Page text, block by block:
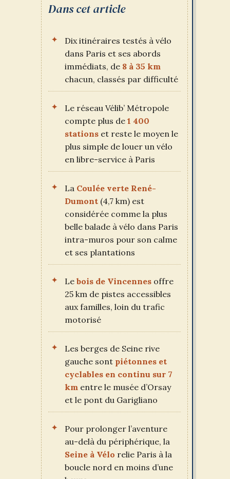
Dans cet article
Dix itinéraires testés à vélo
dans Paris et ses abords
immédiats, de 8 à 35 km
chacun, classés par difficulté
Le réseau Vélib’ Métropole
compte plus de 1 400
stations et reste le moyen le
plus simple de louer un vélo
en libre-service à Paris
La Coulée verte René-
Dumont (4,7 km) est
considérée comme la plus
belle balade à vélo dans Paris
intra-muros pour son calme
et ses plantations
Le bois de Vincennes offre
25 km de pistes accessibles
aux familles, loin du trafic
motorisé
Les berges de Seine rive
gauche sont piétonnes et
cyclables en continu sur 7
km entre le musée d’Orsay
et le pont du Garigliano
Pour prolonger l’aventure
au-delà du périphérique, la
Seine à Vélo relie Paris à la
boucle nord en moins d’une